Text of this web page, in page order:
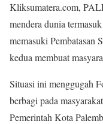
Kliksumatera.com,
mendera dunia
memasuki Pembatasan
kedua membuat
Situasi ini menggugah
berbagi pada
Pemerintah Kota